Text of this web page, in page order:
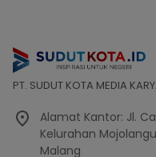
PT. SUDUT KOTA MEDIA
Alamat Kantor: Jl.
Kelurahan
Malang